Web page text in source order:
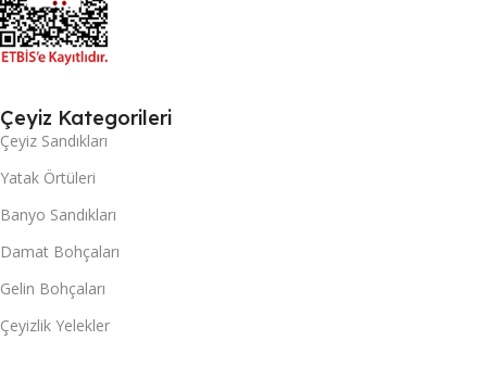
Çeyiz Kategorileri
Çeyiz Sandıkları
Yatak Örtüleri
Banyo Sandıkları
Damat Bohçaları
Gelin Bohçaları
Çeyizlik Yelekler